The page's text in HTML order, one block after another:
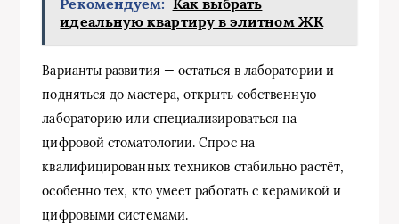
идеальную квартиру в элитном ЖК
Варианты развития — остаться в лаборатории и
подняться до мастера, открыть собственную
лабораторию или специализироваться на
цифровой стоматологии. Спрос на
квалифицированных техников стабильно растёт,
особенно тех, кто умеет работать с керамикой и
цифровыми системами.